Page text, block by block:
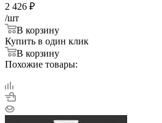
2 426 ₽
/шт
В корзину
Купить в один клик
В корзину
Похожие товары: